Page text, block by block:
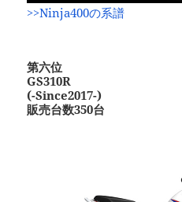
>>Ninja400の系譜
第六位
GS310R
(-Since2017-)
販売台数350台